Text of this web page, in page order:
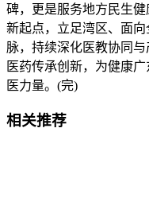
碑，更是服务地方民生
新起点，立足湾区、面
脉，持续深化医教协同
医药传承创新，为健康
医力量。(完)
相关推荐